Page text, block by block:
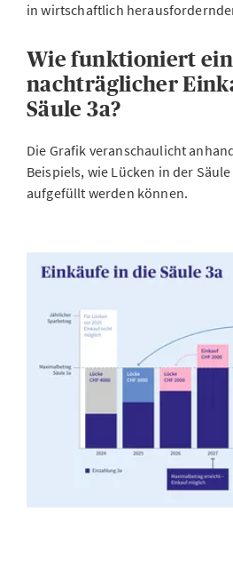
in wirtschaftlich
Wie funktioniert ein
nachträglicher
Säule 3a?
Die Grafik veranschaulicht
Beispiels, wie Lücken in der
aufgefüllt werden können.